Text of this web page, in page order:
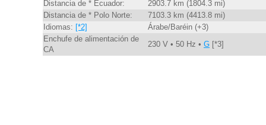
Distancia de * Ecuador:
2903.7 km (1804.3 mi)
Distancia de * Polo Norte:
7103.3 km (4413.8 mi)
Idiomas: [*2]
Árabe/Baréin (+3)
Enchufe de alimentación de
CA
230 V • 50 Hz • G [*3]